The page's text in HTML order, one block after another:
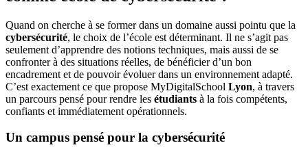
Quand on cherche à se former dans un domaine aussi pointu que la
cybersécurité, le choix de l’école est déterminant. Il ne s’agit pas
seulement d’apprendre des notions techniques, mais aussi de se
confronter à des situations réelles, de bénéficier d’un bon
encadrement et de pouvoir évoluer dans un environnement adapté.
C’est exactement ce que propose MyDigitalSchool Lyon, à travers
un parcours pensé pour rendre les étudiants à la fois compétents,
confiants et immédiatement opérationnels.
Un campus pensé pour la cybersécurité